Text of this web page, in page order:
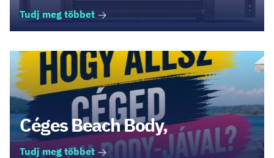
Tudj meg többet
Céges Beach Body,
Tudj meg többet